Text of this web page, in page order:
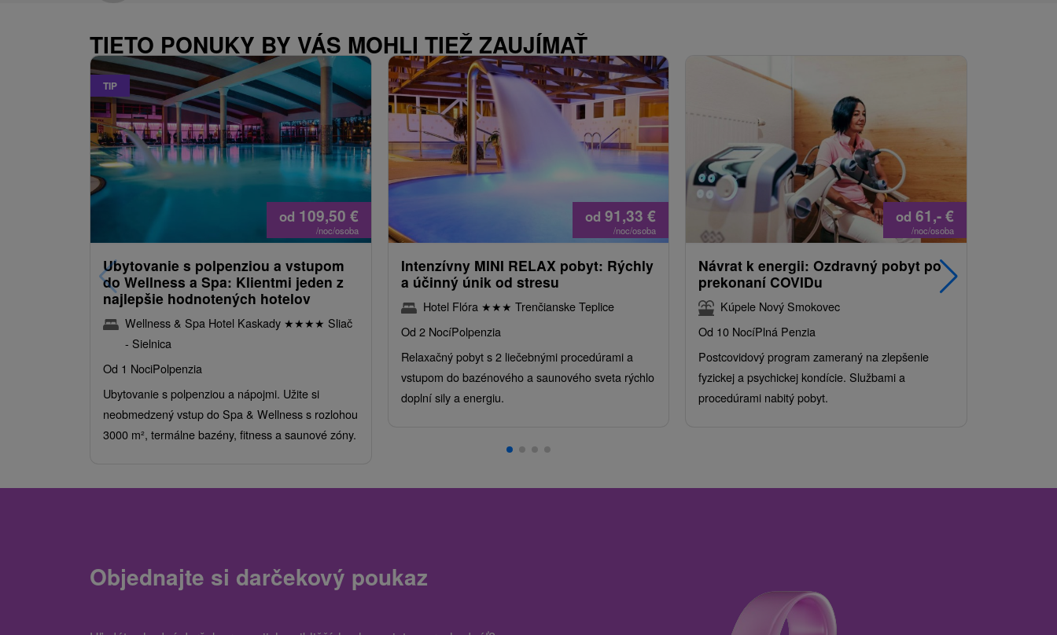
TIETO PONUKY BY VÁS MOHLI TIEŽ ZAUJÍMAŤ
TIP
od 109,50 €
/noc/osoba
Ubytovanie s polpenziou a vstupom
do Wellness a Spa: Klientmi jeden z
najlepšie hodnotených hotelov
Wellness & Spa Hotel Kaskady ★★★★ Sliač
- Sielnica
Od 1 NociPolpenzia
Ubytovanie s polpenziou a nápojmi. Užite si
neobmedzený vstup do Spa & Wellness s rozlohou
3000 m², termálne bazény, fitness a saunové zóny.
od 91,33€
/noc/osoba
Intenzívny MINI RELAX pobyt: Rýchly
a účinný únik od stresu
Hotel Flóra ★★★ Trenčianske Teplice
Od 2 NocíPolpenzia
Relaxačný pobyt s 2 liečebnými procedúrami a
vstupom do bazénového a saunového sveta rýchlo
doplní sily a energiu.
od 61,-€
/noc/osoba
Návrat k energii: Ozdravný pobyt po
prekonaní COVIDu
Kúpele Nový Smokovec
Od 10 NocíPlná Penzia
Postcovidový program zameraný na zlepšenie
fyzickej a psychickej kondície. Službami a
procedúrami nabitý pobyt.
Objednajte si darčekový poukaz